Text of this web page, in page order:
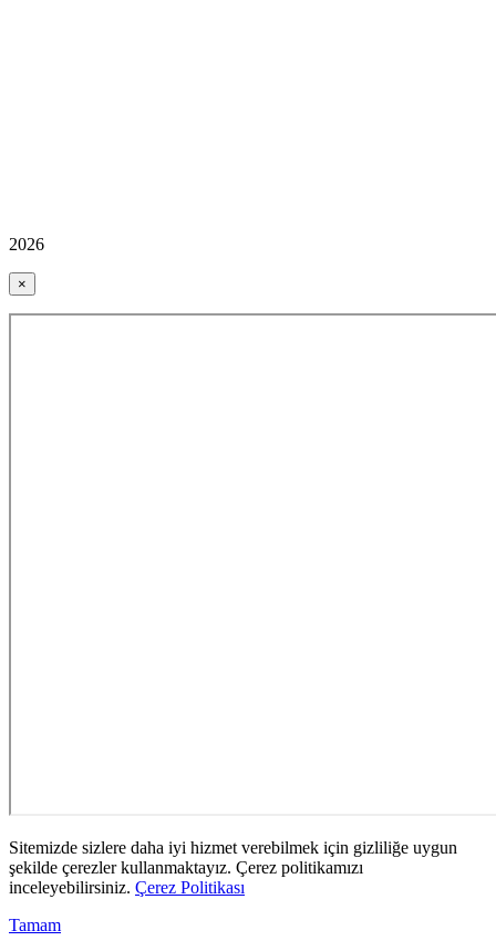
2026
×
Sitemizde sizlere daha iyi hizmet verebilmek için gizliliğe uygun
şekilde çerezler kullanmaktayız. Çerez politikamızı
inceleyebilirsiniz. Çerez Politikası
Tamam